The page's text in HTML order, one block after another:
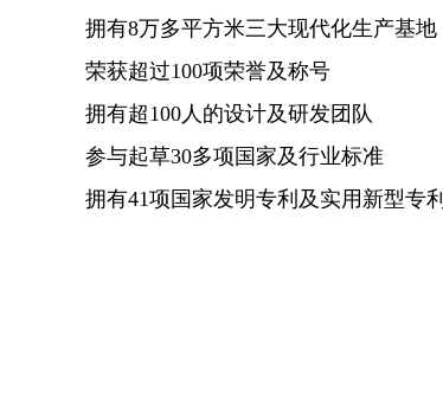
拥有8万多平方米三大现代化生产基地
荣获超过100项荣誉及称号
拥有超100人的设计及研发团队
参与起草30多项国家及行业标准
拥有41项国家发明专利及实用新型专利